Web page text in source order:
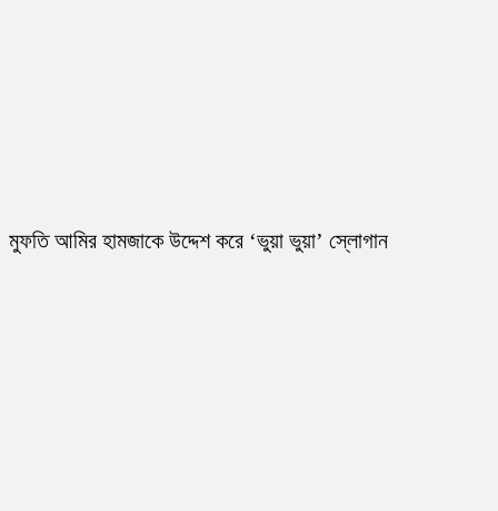
মুফতি আমির হামজাকে উদ্দেশ করে ‘ভুয়া ভুয়া’ স্লোগান